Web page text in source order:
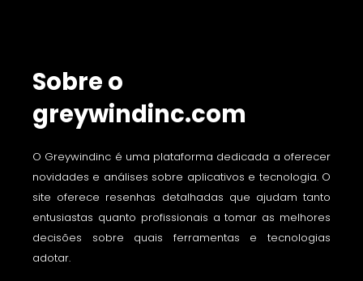
Sobre o
greywindinc.com
O Greywindinc é uma plataforma dedicada a oferecer
novidades e análises sobre aplicativos e tecnologia. O
site oferece resenhas detalhadas que ajudam tanto
entusiastas quanto profissionais a tomar as melhores
decisões sobre quais ferramentas e tecnologias
adotar.